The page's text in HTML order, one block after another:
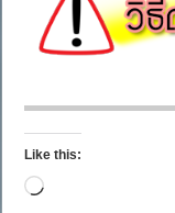
Like this:
Loading…